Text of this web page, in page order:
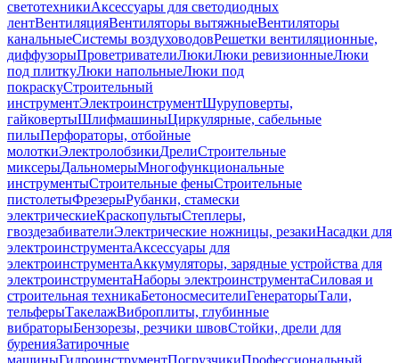
светотехникиАксессуары для светодиодных
лентВентиляцияВентиляторы вытяжныеВентиляторы
канальныеСистемы воздуховодовРешетки вентиляционные,
диффузорыПроветривателиЛюкиЛюки ревизионныеЛюки
под плиткуЛюки напольныеЛюки под
покраскуСтроительный
инструментЭлектроинструментШуруповерты,
гайковертыШлифмашиныЦиркулярные, сабельные
пилыПерфораторы, отбойные
молоткиЭлектролобзикиДрелиСтроительные
миксерыДальномерыМногофункциональные
инструментыСтроительные феныСтроительные
пистолетыФрезерыРубанки, стамески
электрическиеКраскопультыСтеплеры,
гвоздезабивателиЭлектрические ножницы, резакиНасадки для
электроинструментаАксессуары для
электроинструментаАккумуляторы, зарядные устройства для
электроинструментаНаборы электроинструментаСиловая и
строительная техникаБетоносмесителиГенераторыТали,
тельферыТакелажВиброплиты, глубинные
вибраторыБензорезы, резчики швовСтойки, дрели для
буренияЗатирочные
машиныГидроинструментПогрузчикиПрофессиональный